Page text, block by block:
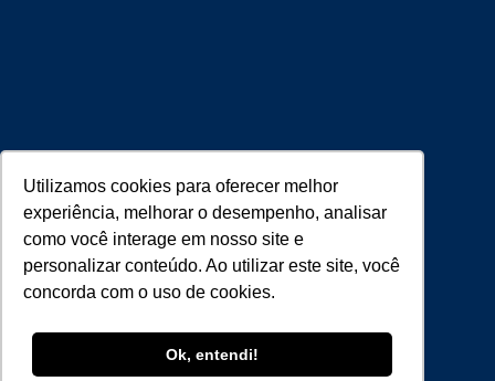
Utilizamos cookies para oferecer melhor
experiência, melhorar o desempenho, analisar
como você interage em nosso site e
personalizar conteúdo. Ao utilizar este site, você
concorda com o uso de cookies.
Ok, entendi!
Parceiros Estratégicos